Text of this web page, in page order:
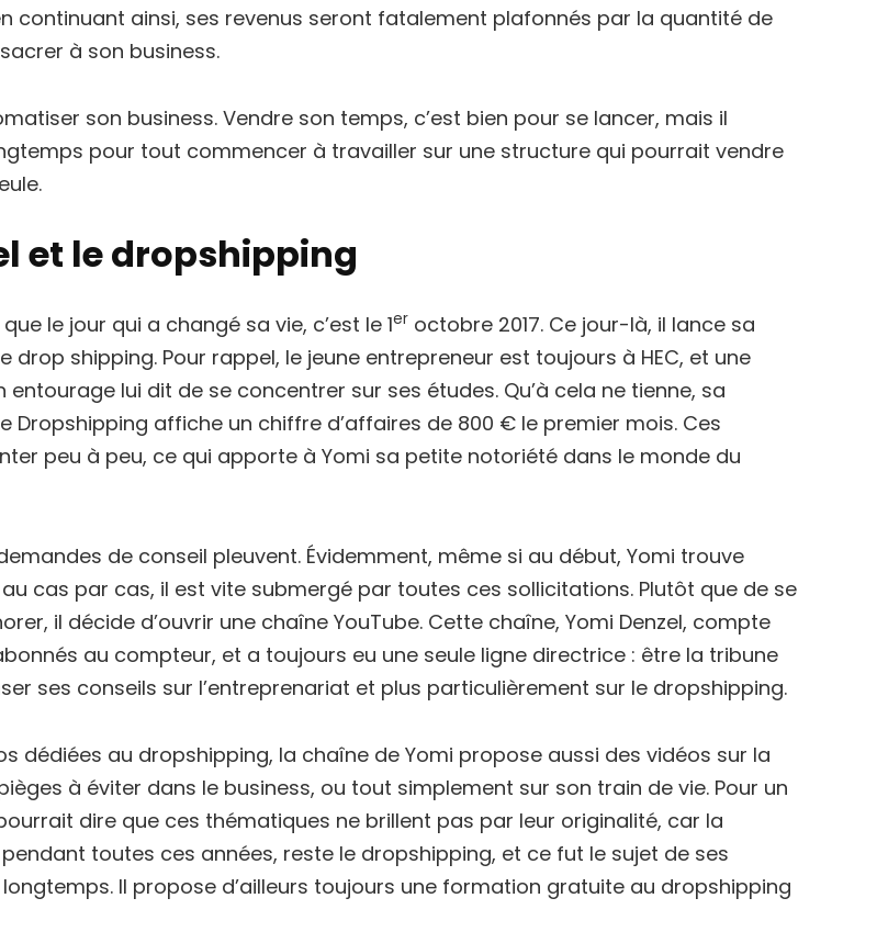
continuant ainsi, ses revenus seront fatalement plafonnés par la quantité de
à son business.
son business. Vendre son temps, c’est bien pour se lancer, mais il
pour tout commencer à travailler sur une structure qui pourrait vendre
et le dropshipping
le jour qui a changé sa vie, c’est le 1er octobre 2017. Ce jour-là, il lance sa
drop shipping. Pour rappel, le jeune entrepreneur est toujours à HEC, et une
lui dit de se concentrer sur ses études. Qu’à cela ne tienne, sa
Dropshipping affiche un chiffre d’affaires de 800 € le premier mois. Ces
peu à peu, ce qui apporte à Yomi sa petite notoriété dans le monde du
de conseil pleuvent. Évidemment, même si au début, Yomi trouve
cas par cas, il est vite submergé par toutes ces sollicitations. Plutôt que de se
il décide d’ouvrir une chaîne YouTube. Cette chaîne, Yomi Denzel, compte
au compteur, et a toujours eu une seule ligne directrice : être la tribune
ses conseils sur l’entreprenariat et plus particulièrement sur le dropshipping.
dédiées au dropshipping, la chaîne de Yomi propose aussi des vidéos sur la
à éviter dans le business, ou tout simplement sur son train de vie. Pour un
dire que ces thématiques ne brillent pas par leur originalité, car la
toutes ces années, reste le dropshipping, et ce fut le sujet de ses
Il propose d’ailleurs toujours une formation gratuite au dropshipping